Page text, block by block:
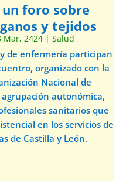
un foro sobre
y tejidos
Mar, 2424| Salud
de enfermería participan
organizado con la
Nacional de
autonómica,
sanitarios que
en los servicios de
de Castilla y León.